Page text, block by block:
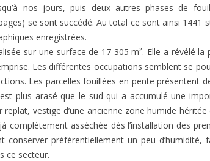
nos jours, puis deux autres phases de
se sont succédé. Au total ce sont ainsi
enregistrées.
sur une surface de 17 305 m². Elle a révélé
Les différentes occupations semblent se
Les parcelles fouillées en pente présentent
plus arasé que le sud qui a accumulé une
replat, vestige d’une ancienne zone humide
complètement asséchée dès l’installation des
conserver préférentiellement un peu
ce secteur.